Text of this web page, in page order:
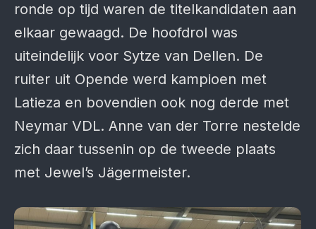
ronde op tijd waren de titelkandidaten aan
elkaar gewaagd. De hoofdrol was
uiteindelijk voor Sytze van Dellen. De
ruiter uit Opende werd kampioen met
Latieza en bovendien ook nog derde met
Neymar VDL. Anne van der Torre nestelde
zich daar tussenin op de tweede plaats
met Jewel’s Jägermeister.